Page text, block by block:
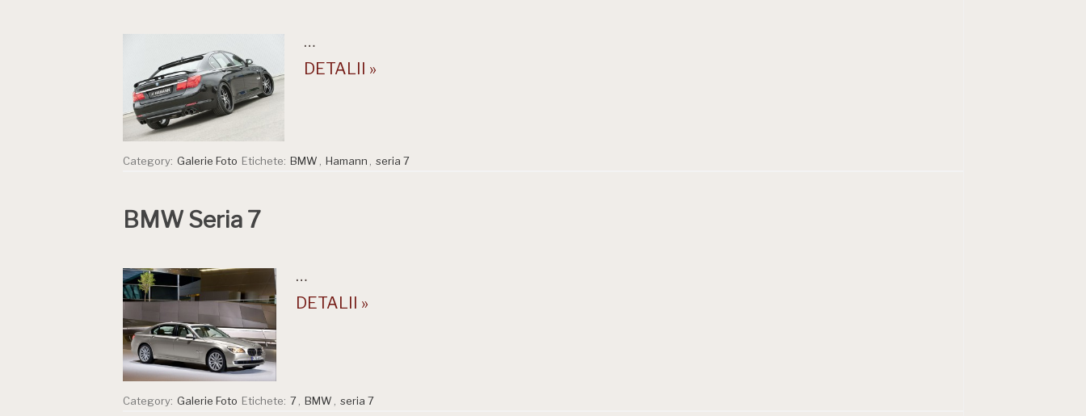
…
DETALII »
Category: Galerie Foto Etichete: BMW Hamann seria 7
BMW Seria 7
…
DETALII »
Category: Galerie Foto Etichete: 7 BMW seria 7